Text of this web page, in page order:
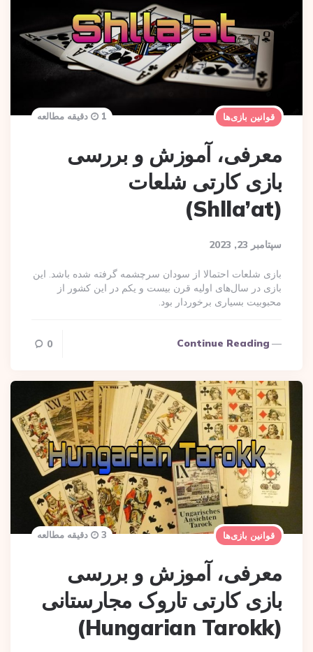
قوانین بازی‌ها
معرفی، آموزش و بررسی
بازی کارتی شلعات
(Shlla’at)
سپتامبر 23, 2023
1 دقیقه مطالعه
بازی شلعات احتمالا از سودان سرچشمه گرفته شده باشد. این
بازی در سال‌های اولیه قرن بیست و یکم در این کشور از
محبوبیت بسیاری برخوردار بود.
Continue Reading
0
قوانین بازی‌ها
معرفی، آموزش و بررسی
بازی کارتی تاروک مجارستانی
(Hungarian Tarokk)
3 دقیقه مطالعه